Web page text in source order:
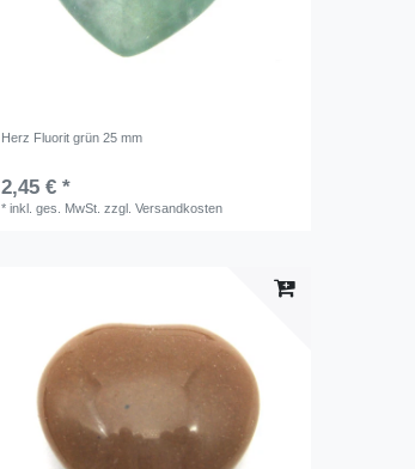
Herz Fluorit grün 25 mm
2,45 € *
*inkl. ges. MwSt. zzgl.Versandkosten